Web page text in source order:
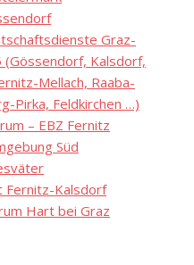
Graz-
(Gössendorf, Kalsdorf,
Mellach, Raaba-
Pirka, Feldkirchen …)
– EBZ Fernitz
Süd
Fernitz-Kalsdorf
Hart bei Graz